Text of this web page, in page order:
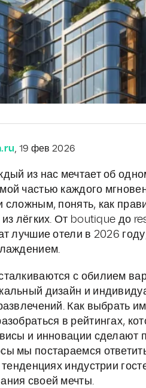
, 19 фев 2026
из нас мечтает об
частью каждого
понять, как
лёгких. От boutique до
лучшие отели в 2026
с обилием
дизайн и
Как выбрать
в рейтингах,
и инновации сделают
мы постараемся
индустрии
своей мечты.